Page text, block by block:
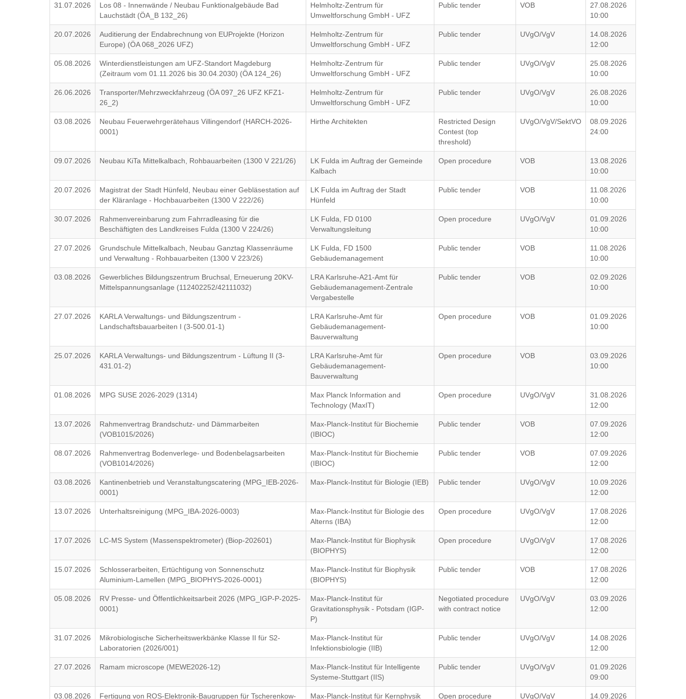
31.07.2026
Los 08 - Innenwände / Neubau Funktionalgebäude Bad
Lauchstädt (ÖA_B 132_26)
Helmholtz-Zentrum für
Umweltforschung GmbH - UFZ
Public tender VOB
27.08.2026
10:00
20.07.2026
Auditierung der Endabrechnung von EUProjekte (Horizon
Europe) (ÖA 068_2026 UFZ)
Helmholtz-Zentrum für
Umweltforschung GmbH - UFZ
Public tender UVgO/VgV
14.08.2026
12:00
05.08.2026
Winterdienstleistungen am UFZ-Standort Magdeburg
(Zeitraum vom 01.11.2026 bis 30.04.2030) (ÖA 124_26)
Helmholtz-Zentrum für
Umweltforschung GmbH - UFZ
Public tender UVgO/VgV
25.08.2026
10:00
26.06.2026
Transporter/Mehrzweckfahrzeug (ÖA 097_26 UFZ KFZ1-
26_2)
Helmholtz-Zentrum für
Umweltforschung GmbH - UFZ
Public tender UVgO/VgV
26.08.2026
10:00
03.08.2026
Neubau Feuerwehrgerätehaus Villingendorf (HARCH-2026-
0001)
Hirthe Architekten
Restricted Design
Contest (top
threshold)
UVgO/VgV/SektVO
08.09.2026
24:00
09.07.2026 Neubau KiTa Mittelkalbach, Rohbauarbeiten (1300 V 221/26)
LK Fulda im Auftrag der Gemeinde
Kalbach
Open procedure VOB
13.08.2026
10:00
20.07.2026
Magistrat der Stadt Hünfeld, Neubau einer Gebläsestation auf
der Kläranlage - Hochbauarbeiten (1300 V 222/26)
LK Fulda im Auftrag der Stadt
Hünfeld
Public tender VOB
11.08.2026
10:00
30.07.2026
Rahmenvereinbarung zum Fahrradleasing für die
Beschäftigten des Landkreises Fulda (1300 V 224/26)
LK Fulda, FD 0100
Verwaltungsleitung
Open procedure UVgO/VgV
01.09.2026
10:00
27.07.2026
Grundschule Mittelkalbach, Neubau Ganztag Klassenräume
und Verwaltung - Rohbauarbeiten (1300 V 223/26)
LK Fulda, FD 1500
Gebäudemanagement
Public tender VOB
11.08.2026
10:00
03.08.2026
Gewerbliches Bildungszentrum Bruchsal, Erneuerung 20KV-
Mittelspannungsanlage (112402252/42111032)
LRA Karlsruhe-A21-Amt für
Gebäudemanagement-Zentrale
Vergabestelle
Public tender VOB
02.09.2026
10:00
27.07.2026
KARLA Verwaltungs- und Bildungszentrum -
Landschaftsbauarbeiten I (3-500.01-1)
LRA Karlsruhe-Amt für
Gebäudemanagement-
Bauverwaltung
Open procedure VOB
01.09.2026
10:00
25.07.2026
KARLA Verwaltungs- und Bildungszentrum - Lüftung II (3-
431.01-2)
LRA Karlsruhe-Amt für
Gebäudemanagement-
Bauverwaltung
Open procedure VOB
03.09.2026
10:00
01.08.2026 MPG SUSE 2026-2029 (1314)
Max Planck Information and
Technology (MaxIT)
Open procedure UVgO/VgV
31.08.2026
12:00
13.07.2026
Rahmenvertrag Brandschutz- und Dämmarbeiten
(VOB1015/2026)
Max-Planck-Institut für Biochemie
(IBIOC)
Public tender VOB
07.09.2026
12:00
08.07.2026
Rahmenvertrag Bodenverlege- und Bodenbelagsarbeiten
(VOB1014/2026)
Max-Planck-Institut für Biochemie
(IBIOC)
Public tender VOB
07.09.2026
12:00
03.08.2026
Kantinenbetrieb und Veranstaltungscatering (MPG_IEB-2026-
0001)
Max-Planck-Institut für Biologie (IEB) Public tender UVgO/VgV
10.09.2026
12:00
13.07.2026 Unterhaltsreinigung (MPG_IBA-2026-0003)
Max-Planck-Institut für Biologie des
Alterns (IBA)
Open procedure UVgO/VgV
17.08.2026
12:00
17.07.2026 LC-MS System (Massenspektrometer) (Biop-202601)
Max-Planck-Institut für Biophysik
(BIOPHYS)
Open procedure UVgO/VgV
17.08.2026
12:00
15.07.2026
Schlosserarbeiten, Ertüchtigung von Sonnenschutz
Aluminium-Lamellen (MPG_BIOPHYS-2026-0001)
Max-Planck-Institut für Biophysik
(BIOPHYS)
Public tender VOB
17.08.2026
12:00
05.08.2026
RV Presse- und Öffentlichkeitsarbeit 2026 (MPG_IGP-P-2025-
0001)
Max-Planck-Institut für
Gravitationsphysik - Potsdam (IGP-
P)
Negotiated procedure
with contract notice
UVgO/VgV
03.09.2026
12:00
31.07.2026
Mikrobiologische Sicherheitswerkbänke Klasse II für S2-
Laboratorien (2026/001)
Max-Planck-Institut für
Infektionsbiologie (IIB)
Public tender UVgO/VgV
14.08.2026
12:00
27.07.2026 Ramam microscope (MEWE2026-12)
Max-Planck-Institut für Intelligente
Systeme-Stuttgart (IIS)
Public tender UVgO/VgV
01.09.2026
09:00
03.08.2026 Fertigung von ROS-Elektronik-Baugruppen für Tscherenkow- Max-Planck-Institut für Kernphysik Open procedure UVgO/VgV 14.09.2026